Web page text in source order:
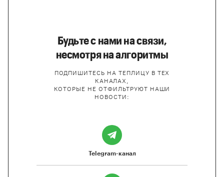
Будьте с нами на связи,
несмотря на алгоритмы
ПОДПИШИТЕСЬ НА ТЕПЛИЦУ В ТЕХ
КАНАЛАХ,
КОТОРЫЕ НЕ ОТФИЛЬТРУЮТ НАШИ
НОВОСТИ:
Telegram-канал